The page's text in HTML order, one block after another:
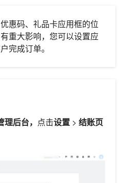
惠码、礼品卡应用框的位
重大影响，您可以设置应
完成订单。
后台， 点击设置 > 结账页